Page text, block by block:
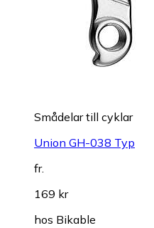
Smådelar till cyklar
Union GH-038 Typ
fr.
169 kr
hos Bikable